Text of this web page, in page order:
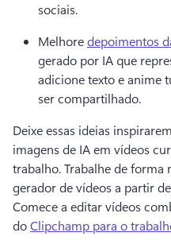
sociais.
Melhore depoimentos
gerado por IA que
adicione texto e anime
ser compartilhado.
Deixe essas ideias
imagens de IA em vídeos
trabalho. Trabalhe de forma
Comece a editar vídeos
do Clipchamp para o